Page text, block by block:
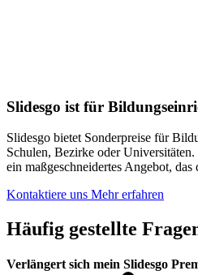
Slidesgo ist für
Slidesgo bietet Sonderpreise für
Schulen, Bezirke oder
ein maßgeschneidertes Angebot,
Kontaktiere uns Mehr erfahren
Häufig gestellte
Verlängert sich mein Slidesgo